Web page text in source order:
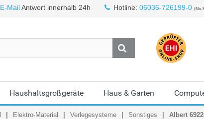
E-MailAntwort innerhalb 24h Hotline: 06036-726199-0 (Mo-
Haushaltsgroßgeräte Haus & Garten
Elektro-Material Verlegesysteme Sonstiges Albert